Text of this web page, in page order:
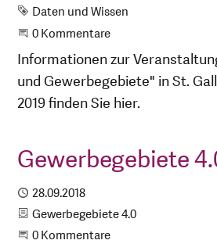
Schlagwort
Daten und Wissen
Beginne eine Unterhaltung
0 Kommentare
Informationen zur
und Gewerbegebiete" in St.
2019 finden Sie hier.
Gewerbegebiete
Publiziert
28.09.2018
Kategorie
Gewerbegebiete 4.0
Beginne eine Unterhaltung
0 Kommentare